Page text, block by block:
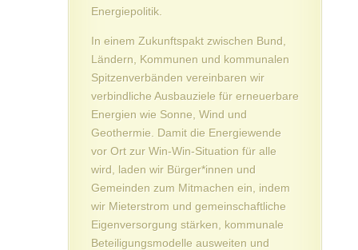
Energiepolitik.
In einem Zukunftspakt zwischen Bund,
Ländern, Kommunen und kommunalen
Spitzenverbänden vereinbaren wir
verbindliche Ausbauziele für erneuerbare
Energien wie Sonne, Wind und
Geothermie. Damit die Energiewende
vor Ort zur Win-Win-Situation für alle
wird, laden wir Bürger*innen und
Gemeinden zum Mitmachen ein, indem
wir Mieterstrom und gemeinschaftliche
Eigenversorgung stärken, kommunale
Beteiligungsmodelle ausweiten und